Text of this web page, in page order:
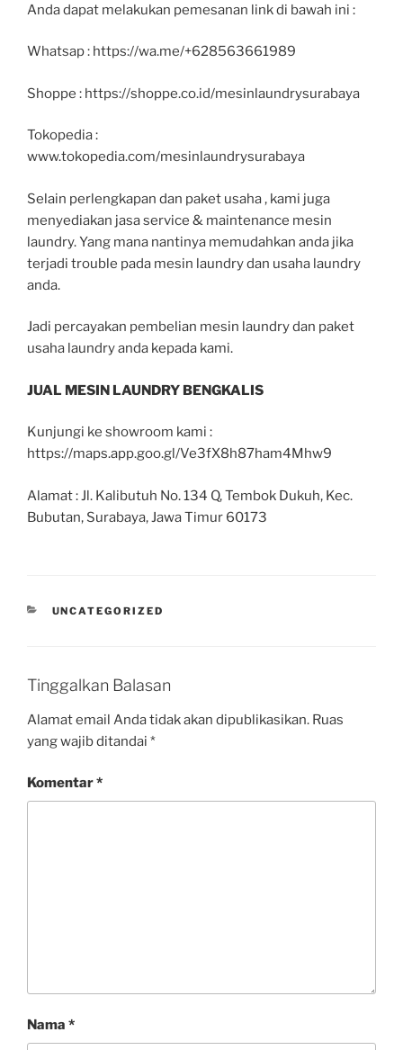
Anda dapat melakukan pemesanan link di bawah ini :
Whatsap : https://wa.me/+628563661989
Shoppe : https://shoppe.co.id/mesinlaundrysurabaya
Tokopedia :
www.tokopedia.com/mesinlaundrysurabaya
Selain perlengkapan dan paket usaha , kami juga
menyediakan jasa service & maintenance mesin
laundry. Yang mana nantinya memudahkan anda jika
terjadi trouble pada mesin laundry dan usaha laundry
anda.
Jadi percayakan pembelian mesin laundry dan paket
usaha laundry anda kepada kami.
JUAL MESIN LAUNDRY BENGKALIS
Kunjungi ke showroom kami :
https://maps.app.goo.gl/Ve3fX8h87ham4Mhw9
Alamat : Jl. Kalibutuh No. 134 Q, Tembok Dukuh, Kec.
Bubutan, Surabaya, Jawa Timur 60173
UNCATEGORIZED
Tinggalkan Balasan
Alamat email Anda tidak akan dipublikasikan. Ruas
yang wajib ditandai *
Komentar*
Nama *